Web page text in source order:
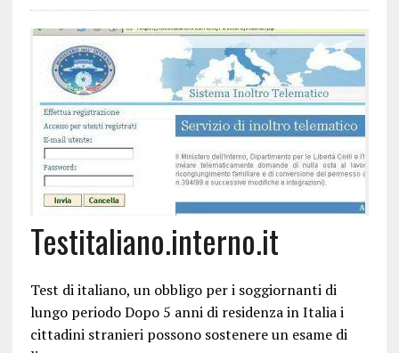
Testitaliano.interno.it
Test di italiano, un obbligo per i soggiornanti di
lungo periodo Dopo 5 anni di residenza in Italia i
cittadini stranieri possono sostenere un esame di